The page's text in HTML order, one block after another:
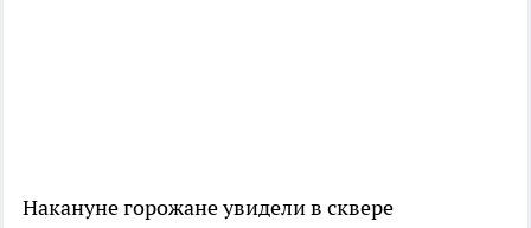
Накануне горожане увидели в сквере